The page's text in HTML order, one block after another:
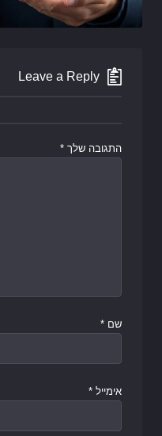
Leave a Reply
התגובה שלך *
שם *
אימייל *